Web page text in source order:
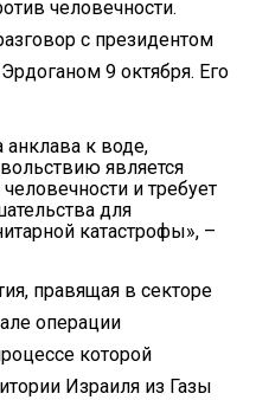
человечности.
с президентом
9 октября. Его
к воде,
является
и требует
для
катастрофы», –
правящая в секторе
операции
которой
Израиля из Газы